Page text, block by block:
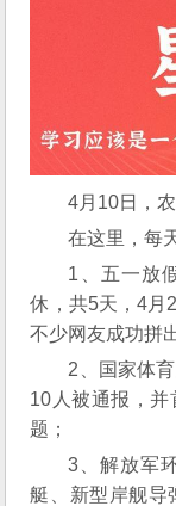
4月10日，
在这里，每
1、五一放
休，共5天，4月
不少网友成功拼
2、国家体
10人被通报，并
题；
3、解放军
艇、新型岸舰导